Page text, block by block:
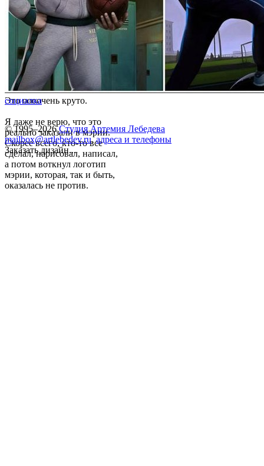
Это оооочень круто.
Я даже не верю, что это
реально заказали в мэрии.
Скорее всего, кто-то все
сделал, нарисовал, написал,
а потом воткнул логотип
мэрии, которая, так и быть,
оказалась не против.
социалка
© 1995–2026 Студия Артемия Лебедева
mailbox@artlebedev.ru, адреса и телефоны
Заказать дизайн...